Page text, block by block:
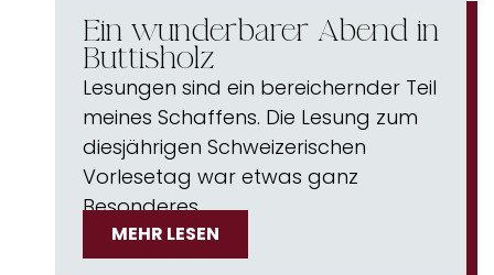
Ein wunderbarer Abend in
Buttisholz
Lesungen sind ein bereichernder Teil
meines Schaffens. Die Lesung zum
diesjährigen Schweizerischen
Vorlesetag war etwas ganz
Besonderes….
MEHR LESEN